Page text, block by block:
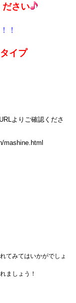
ださい
！
イプ
よりご確認くださ
mashine.html
てみてはいかがでしょ
ましょう！